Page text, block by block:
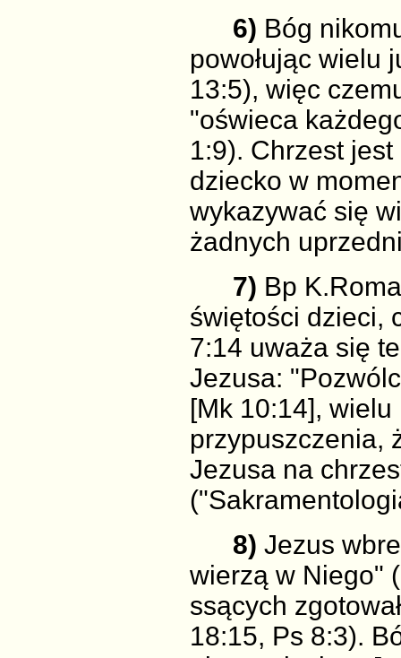
6) Bóg
powołując wielu
13:5), więc
"oświeca
1:9). Chrzest
dziecko w
wykazywać się
żadnych
7) Bp
świętości dzieci,
7:14 uważa się
Jezusa:
[Mk 10:14],
przypuszczenia,
Jezusa na
8) Jezus
wierzą w Niego"
ssących
18:15, Ps 8:3).